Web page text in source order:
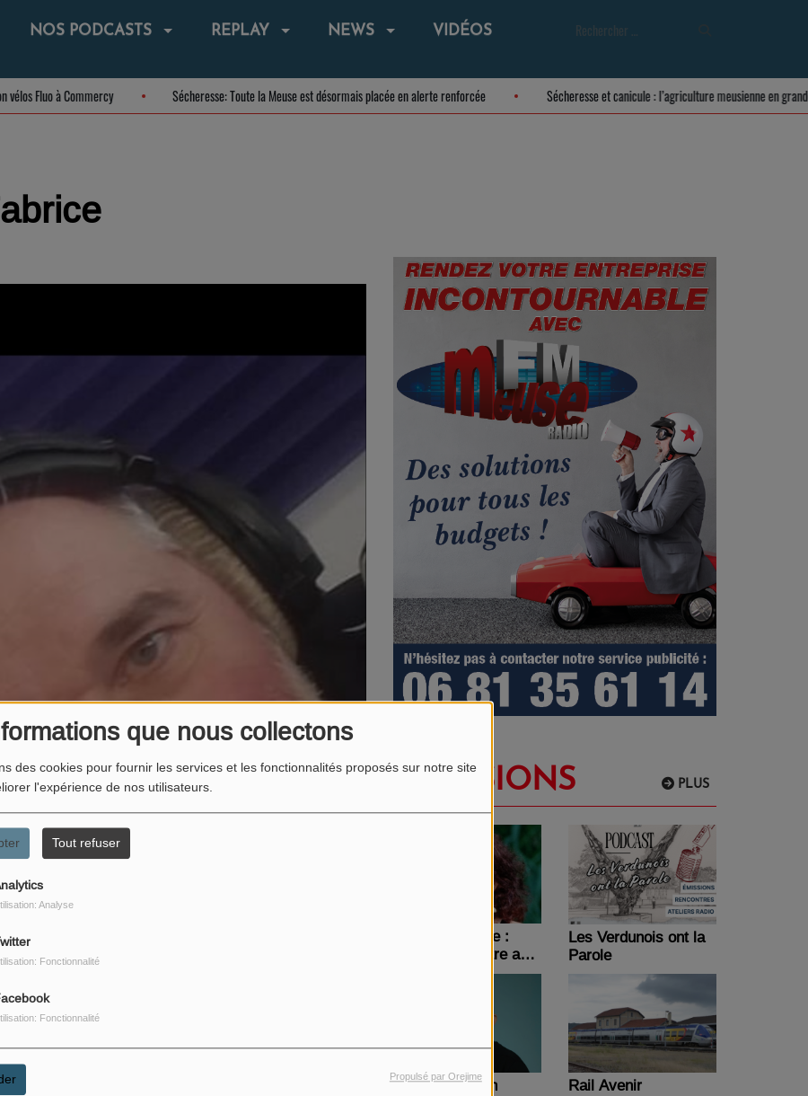
que nous collectons
des cookies pour fournir les services et les fonctionnalités proposés sur notre site
l'expérience de nos utilisateurs.
Tout refuser
Analyse
Fonctionnalité
Fonctionnalité
Propulsé par Orejime
NOS PODCASTS REPLAY NEWS VIDÉOS
vélos Fluo à Commercy Sécheresse: Toute la Meuse est désormais placée en alerte renforcée Sécheresse et canicule : l’agriculture meusienne
PLUS
EMISSIONS
Green massage :
Actions bien-être au
Les Verdunois ont la
Parole
This is Skytech Rail Avenir